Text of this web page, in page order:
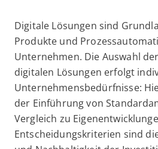
Digitale Lösungen sind
Produkte und
Unternehmen. Die Auswahl
digitalen Lösungen erfolgt
Unternehmensbedürfnisse:
der Einführung von
Vergleich zu
Entscheidungskriterien sind